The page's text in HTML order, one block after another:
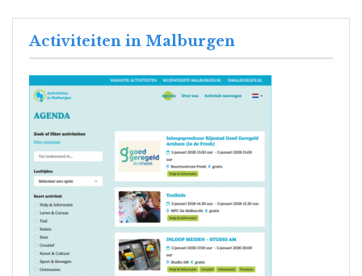
Activiteiten in Malburgen